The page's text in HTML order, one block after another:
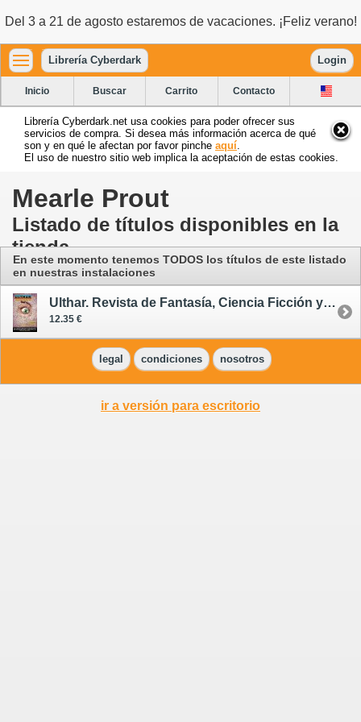
Del 3 a 21 de agosto estaremos de vacaciones. ¡Feliz verano!
Librería Cyberdark Login
Inicio Buscar Carrito Contacto
Librería Cyberdark.net usa cookies para poder ofrecer sus
servicios de compra. Si desea más información acerca de qué
son y en qué le afectan por favor pinche aquí
El uso de nuestro sitio web implica la aceptación de estas cookies.
Mearle Prout
Listado de títulos disponibles en la
tienda
En este momento tenemos TODOS los títulos de este listado
en nuestras instalaciones
Ulthar. Revista de Fantasía, Ciencia Ficción y Terror 9
12.35 €
legal condiciones nosotros
ir a versión para escritorio